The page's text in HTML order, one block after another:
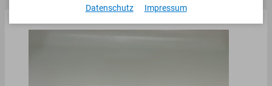
Datenschutz Impressum